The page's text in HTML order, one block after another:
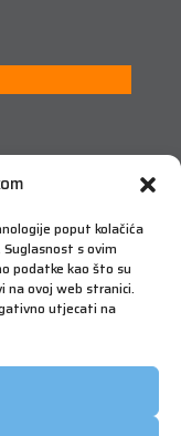
poput kolačića
s ovim
podatke kao što su
na ovoj web stranici.
utjecati na